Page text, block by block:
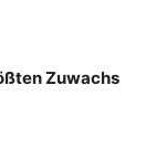
Zuwachs